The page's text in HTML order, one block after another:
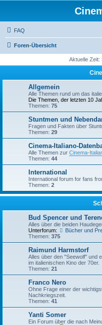
FAQ
Foren-Übersicht
Aktuelle Zeit:
Allgemein
Alle Themen rund um das
Die Themen, der letzten 10
Themen: 75
Stuntmen und
Fragen und Fakten über
Themen: 29
Cinema-Italiano-
Alle Themen zur Cinema-
Themen: 44
International
International forum for fans
Themen: 2
Bud Spencer und
Alles über die beiden
Unterforum:
Bücher und
Themen: 375
Raimund Harmstorf
Alles über den "Seewolf" und
im italienischen Kino der 70er.
Themen: 21
Franco Nero
Ohne Frage einer der
Nachkriegszeit.
Themen: 41
Yanti Somer
Ein Forum über die nach